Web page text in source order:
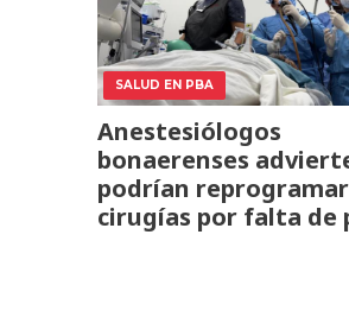
SALUD EN PBA
Anestesiólogos
bonaerenses
podrían
cirugías por falta de